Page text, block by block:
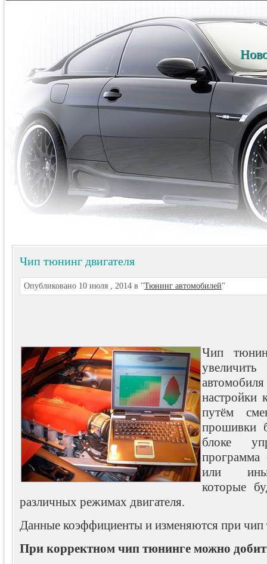
Чип тюнинг двигателя
Опубликовано 10 июля , 2014 в "Тюнинг автомобилей"
Чип
настройки
путём
прошивки
блоке
или
которые
различных режимах двигателя.
Данные коэффициенты и изменяются при чип
При корректном чип тюнинге можно